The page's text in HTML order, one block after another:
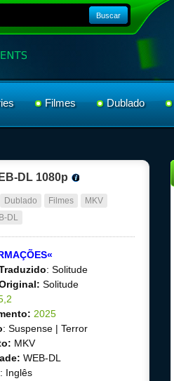
Buscar
Filmes Dublado
DL 1080p
Dublado Filmes
MKV
DL
: Solitude
Solitude
2025
: Suspense | Terror
MKV
WEB-DL
: Inglês